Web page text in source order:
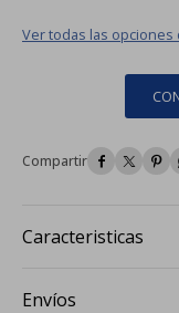
Ver todas las opciones
  
Caracteristicas
Envíos